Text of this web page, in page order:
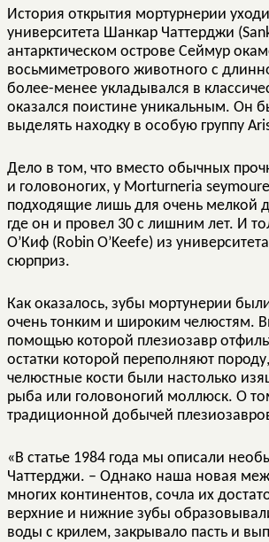
История открытия мортурнерии
университета Шанкар Чаттерджи
антарктическом острове Сеймур
восьмиметрового животного с
более-менее укладывался в
оказался поистине уникальным. Он
выделять находку в особую группу
Дело в том, что вместо обычных
и головоногих, у Morturneria
подходящие лишь для очень мелкой
где он и провел 30 с лишним лет. И
О’Киф (Robin O’Keefe) из
сюрприз.
Как оказалось, зубы мортунерии
очень тонким и широким челюстям.
помощью которой плезиозавр
остатки которой переполняют
челюстные кости были настолько
рыба или головоногий моллюск. О
традиционной добычей
«В статье 1984 года мы описали
Чаттерджи. – Однако наша новая
многих континентов, сочла их
верхние и нижние зубы
воды с крилем, закрывало пасть и